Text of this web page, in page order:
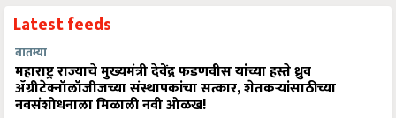
Latest feeds
बातम्या
महाराष्ट्र राज्याचे मुख्यमंत्री देवेंद्र फडणवीस यांच्या हस्ते ध्रुव
ॲग्रीटेक्नॉलॉजीजच्या संस्थापकांचा सत्कार, शेतकऱ्यांसाठीच्या
नवसंशोधनाला मिळाली नवी ओळख!